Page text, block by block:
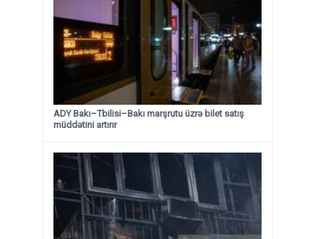
ADY Bakı–Tbilisi–Bakı marşrutu üzrə bilet satış
müddətini artırır